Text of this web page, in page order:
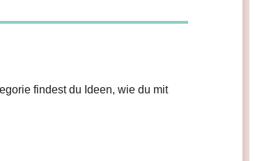
findest du Ideen, wie du mit